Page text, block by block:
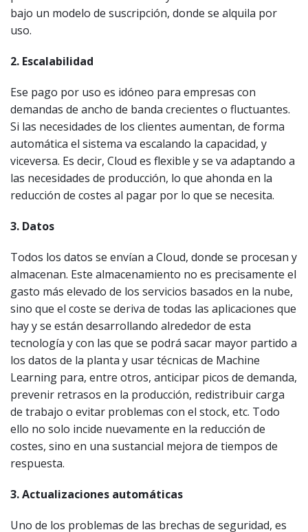
bajo un modelo de suscripción, donde se alquila por
uso.
2. Escalabilidad
Ese pago por uso es idóneo para empresas con
demandas de ancho de banda crecientes o fluctuantes.
Si las necesidades de los clientes aumentan, de forma
automática el sistema va escalando la capacidad, y
viceversa. Es decir, Cloud es flexible y se va adaptando a
las necesidades de producción, lo que ahonda en la
reducción de costes al pagar por lo que se necesita.
3. Datos
Todos los datos se envían a Cloud, donde se procesan y
almacenan. Este almacenamiento no es precisamente el
gasto más elevado de los servicios basados en la nube,
sino que el coste se deriva de todas las aplicaciones que
hay y se están desarrollando alrededor de esta
tecnología y con las que se podrá sacar mayor partido a
los datos de la planta y usar técnicas de Machine
Learning para, entre otros, anticipar picos de demanda,
prevenir retrasos en la producción, redistribuir carga
de trabajo o evitar problemas con el stock, etc. Todo
ello no solo incide nuevamente en la reducción de
costes, sino en una sustancial mejora de tiempos de
respuesta.
3. Actualizaciones automáticas
Uno de los problemas de las brechas de seguridad, es